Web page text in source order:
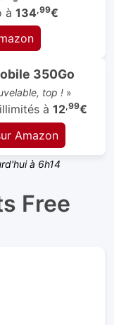
à 134,99€
350Go
top !»
à 12,99€
Amazon
à 6h14
Free